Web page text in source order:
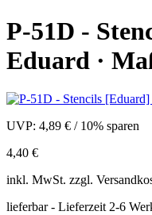
P-51D -
Eduard ·
UVP: 4,89 € / 10% sparen
4,40 €
inkl. MwSt. zzgl.
lieferbar - Lieferzeit 2-6